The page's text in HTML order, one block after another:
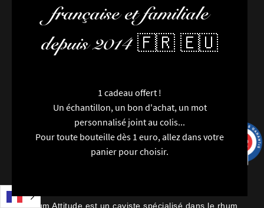
française et familiale
depuis 2014 🇫🇷 🇪🇺
1 cadeau offert !
Un échantillon, un bon d'achat, un mot
personnalisé joint au colis...
Pour toute bouteille dès 1 euro, allez dans votre
panier pour choisir.
Conditions générales de vente
L’équipe
Newsletter
Contactez-nous
Particularités
Catégories
Millésimes
Régions
Packaging
Rhum Attitude est un caviste spécialisé dans le rhum
/10
9993 avis